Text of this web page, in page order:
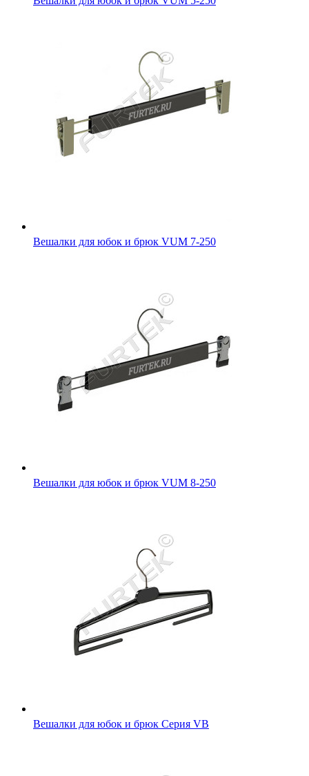
Вешалки для юбок и брюк VUM 7-250
Вешалки для юбок и брюк VUM 8-250
Вешалки для юбок и брюк Серия VB